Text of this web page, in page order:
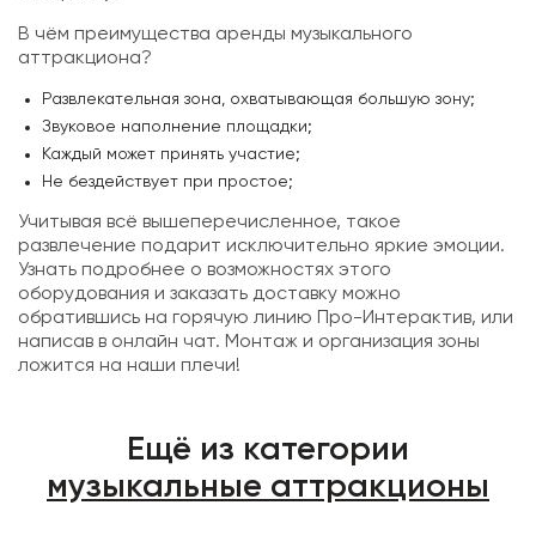
В чём преимущества аренды музыкального
аттракциона?
Развлекательная зона, охватывающая большую зону;
Звуковое наполнение площадки;
Каждый может принять участие;
Не бездействует при простое;
Учитывая всё вышеперечисленное, такое
развлечение подарит исключительно яркие эмоции.
Узнать подробнее о возможностях этого
оборудования и заказать доставку можно
обратившись на горячую линию Про-Интерактив, или
написав в онлайн чат. Монтаж и организация зоны
ложится на наши плечи!
Ещё из категории
музыкальные аттракционы